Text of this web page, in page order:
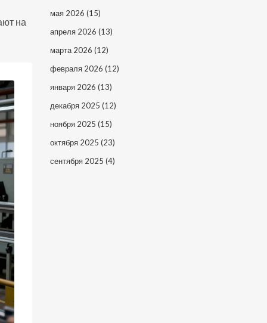
на
мая 2026 (15)
апреля 2026 (13)
марта 2026 (12)
февраля 2026 (12)
января 2026 (13)
декабря 2025 (12)
ноября 2025 (15)
октября 2025 (23)
сентября 2025 (4)